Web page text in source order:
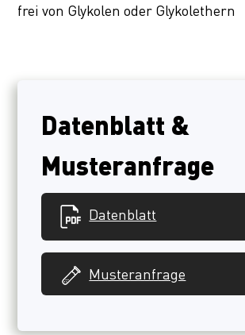
frei von Glykolen oder Glykolethern
Datenblatt &
Musteranfrage
Datenblatt
Musteranfrage